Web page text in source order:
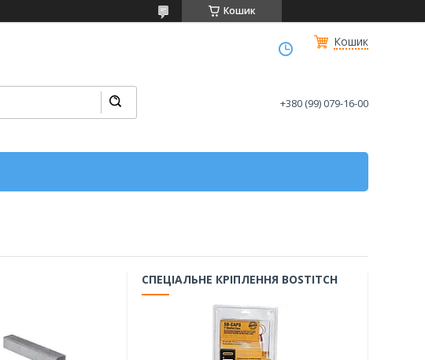
Кошик
Кошик
+380 (99) 079-16-00
СПЕЦІАЛЬНЕ КРІПЛЕННЯ BOSTITCH